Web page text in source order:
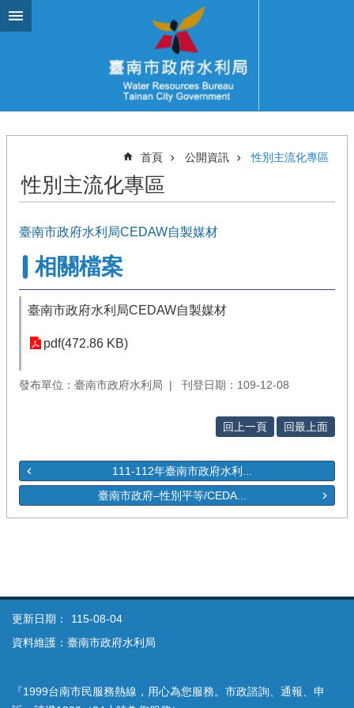
跳到主要內容區塊
首頁 公開資訊 性別主流化專區
性別主流化專區
臺南市政府水利局CEDAW自製媒材
相關檔案
臺南市政府水利局CEDAW自製媒材
pdf(472.86 KB)
發布單位：臺南市政府水利局 刊登日期：109-12-08
回上一頁 回最上面
111-112年臺南市政府水利...
臺南市政府–性別平等/CEDA...
更新日期：
115-08-04
資料維護：臺南市政府水利局
『1999台南市民服務熱線，用心為您服務。市政諮詢、通報、申